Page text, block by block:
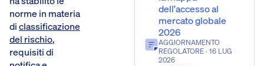
norme in materia
diclassificazione
del rischio,
requisiti di
dell'accesso al
mercato globale
2026
AGGIORNAMENTO
REGOLATORE· 16 LUG
2026